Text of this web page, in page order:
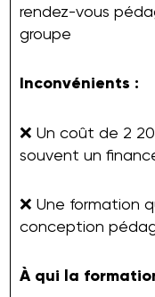
rendez-vous
groupe
Inconvénients :
❌ Un coût de 2
souvent un
❌ Une formation
conception
À qui la